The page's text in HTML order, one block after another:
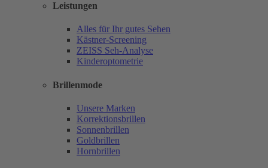
Leistungen
Alles für Ihr gutes Sehen
Kästner-Screening
ZEISS Seh-Analyse
Kinderoptometrie
Brillenmode
Unsere Marken
Korrektionsbrillen
Sonnenbrillen
Goldbrillen
Hornbrillen